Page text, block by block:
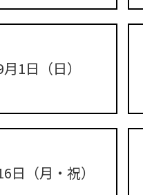
1日（日）
日（月・祝）